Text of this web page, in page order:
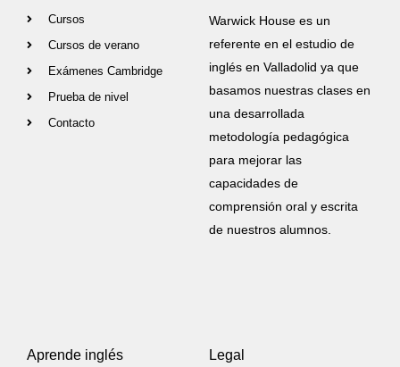
Cursos
Cursos de verano
Exámenes Cambridge
Prueba de nivel
Contacto
Warwick House es un
referente en el estudio de
inglés en Valladolid ya que
basamos nuestras clases en
una desarrollada
metodología pedagógica
para mejorar las
capacidades de
comprensión oral y escrita
de nuestros alumnos.
Aprende inglés Legal